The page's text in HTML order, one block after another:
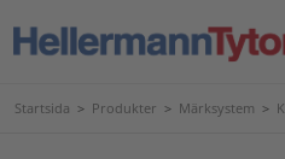
Startsida > Produkter > Märksystem >